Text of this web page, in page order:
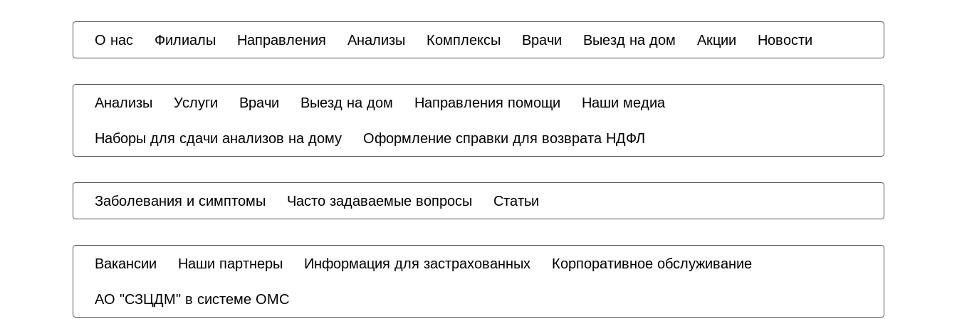
О нас Филиалы Направления Анализы Комплексы Врачи Выезд на дом Акции Новости
Анализы Услуги Врачи Выезд на дом Направления помощи Наши медиа
Наборы для сдачи анализов на дому Оформление справки для возврата НДФЛ
Заболевания и симптомы Часто задаваемые вопросы Статьи
Вакансии Наши партнеры Информация для застрахованных Корпоративное обслуживание
АО "СЗЦДМ" в системе ОМС